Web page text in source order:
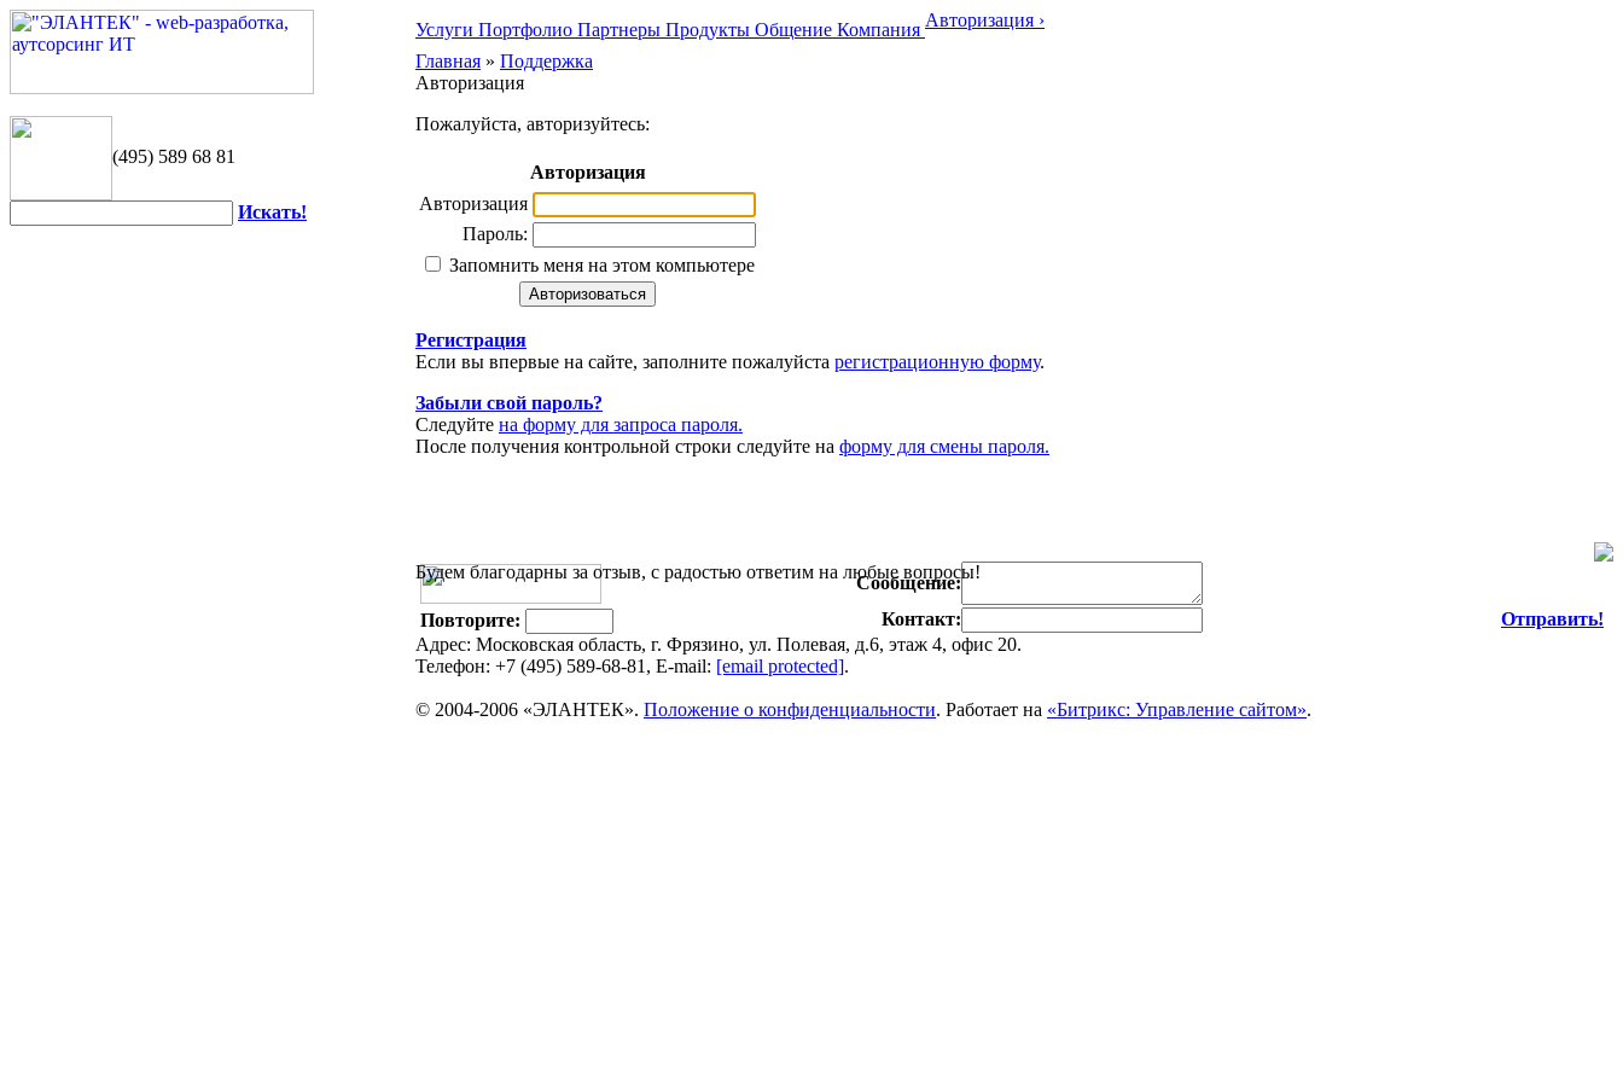
(495) 589 68 81
Искать!
Услуги Портфолио Партнеры Продукты Общение Компания Авторизация ›
Главная » Поддержка
Авторизация
Пожалуйста, авторизуйтесь:
Авторизация
Авторизация
Пароль:
Запомнить меня на этом компьютере
Регистрация
Если вы впервые на сайте, заполните пожалуйста регистрационную форму.
Забыли свой пароль?
Следуйте на форму для запроса пароля.
После получения контрольной строки следуйте на форму для смены пароля.
Будем благодарны за отзыв, с радостью ответим на любые вопросы!
Повторите:
Сообщение:
Контакт:
Отправить!
Адрес: Московская область, г. Фрязино, ул. Полевая, д.6, этаж 4, офис 20.
Телефон: +7 (495) 589-68-81, E-mail: [email protected].
© 2004-2006 «ЭЛАНТЕК». Положение о конфиденциальности. Работает на «Битрикс: Управление сайтом».